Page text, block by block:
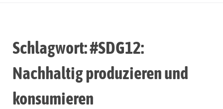
Schlagwort:#SDG12:
Nachhaltig produzieren und
konsumieren